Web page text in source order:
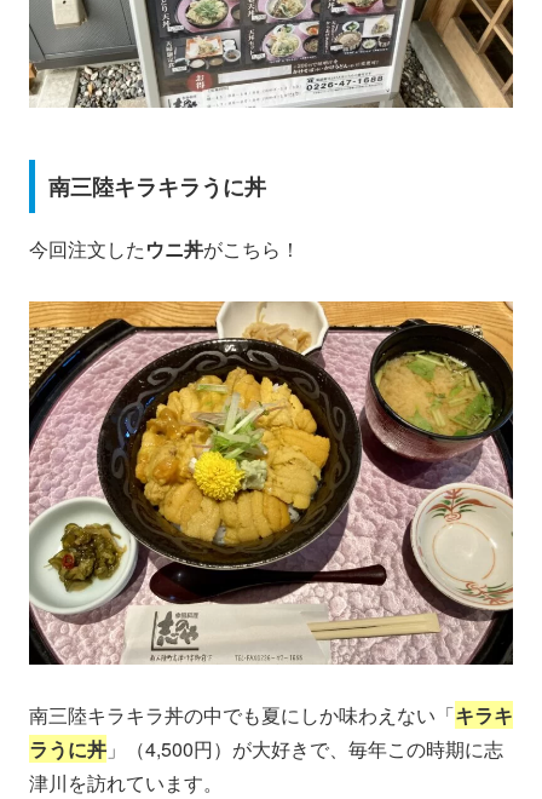
南三陸キラキラうに丼
今回注文したウニ丼がこちら！
南三陸キラキラ丼の中でも夏にしか味わえない「キラキ
ラうに丼 」（4,500円）が大好きで、毎年この時期に志
津川を訪れています。